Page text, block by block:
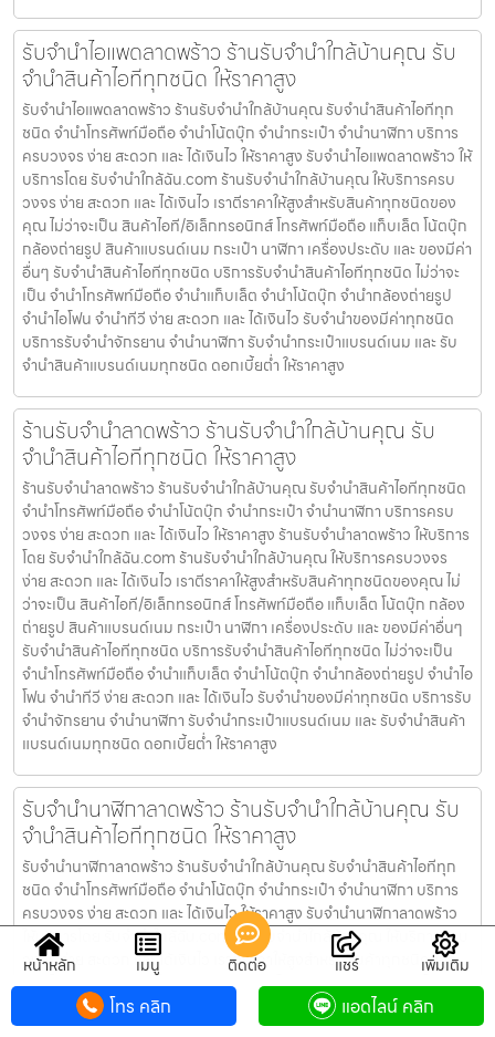
รับจำนำไอแพดลาดพร้าว ร้านรับจำนำใกล้บ้านคุณ รับ
จำนำสินค้าไอทีทุกชนิด ให้ราคาสูง
รับจำนำไอแพดลาดพร้าว ร้านรับจำนำใกล้บ้านคุณ รับจำนำสินค้าไอทีทุก
ชนิด จำนำโทรศัพท์มือถือ จำนำโน้ตบุ๊ก จำนำกระเป๋า จำนำนาฬิกา บริการ
ครบวงจร ง่าย สะดวก และ ได้เงินไว ให้ราคาสูง รับจำนำไอแพดลาดพร้าว ให้
บริการโดย รับจํานําใกล้ฉัน.com ร้านรับจำนำใกล้บ้านคุณ ให้บริการครบ
วงจร ง่าย สะดวก และ ได้เงินไว เราตีราคาให้สูงสำหรับสินค้าทุกชนิดของ
คุณ ไม่ว่าจะเป็น สินค้าไอที/อิเล็กทรอนิกส์ โทรศัพท์มือถือ แท็บเล็ต โน้ตบุ๊ก
กล้องถ่ายรูป สินค้าแบรนด์เนม กระเป๋า นาฬิกา เครื่องประดับ และ ของมีค่า
อื่นๆ รับจำนำสินค้าไอทีทุกชนิด บริการรับจำนำสินค้าไอทีทุกชนิด ไม่ว่าจะ
เป็น จำนำโทรศัพท์มือถือ จำนำแท็บเล็ต จำนำโน้ตบุ๊ก จำนำกล้องถ่ายรูป
จำนำไอโฟน จำนำทีวี ง่าย สะดวก และ ได้เงินไว รับจำนำของมีค่าทุกชนิด
บริการรับจำนำจักรยาน จำนำนาฬิกา รับจำนำกระเป๋าแบรนด์เนม และ รับ
จำนำสินค้าแบรนด์เนมทุกชนิด ดอกเบี้ยต่ำ ให้ราคาสูง
ร้านรับจำนำลาดพร้าว ร้านรับจำนำใกล้บ้านคุณ รับ
จำนำสินค้าไอทีทุกชนิด ให้ราคาสูง
ร้านรับจำนำลาดพร้าว ร้านรับจำนำใกล้บ้านคุณ รับจำนำสินค้าไอทีทุกชนิด
จำนำโทรศัพท์มือถือ จำนำโน้ตบุ๊ก จำนำกระเป๋า จำนำนาฬิกา บริการครบ
วงจร ง่าย สะดวก และ ได้เงินไว ให้ราคาสูง ร้านรับจำนำลาดพร้าว ให้บริการ
โดย รับจํานําใกล้ฉัน.com ร้านรับจำนำใกล้บ้านคุณ ให้บริการครบวงจร
ง่าย สะดวก และ ได้เงินไว เราตีราคาให้สูงสำหรับสินค้าทุกชนิดของคุณ ไม่
ว่าจะเป็น สินค้าไอที/อิเล็กทรอนิกส์ โทรศัพท์มือถือ แท็บเล็ต โน้ตบุ๊ก กล้อง
ถ่ายรูป สินค้าแบรนด์เนม กระเป๋า นาฬิกา เครื่องประดับ และ ของมีค่าอื่นๆ
รับจำนำสินค้าไอทีทุกชนิด บริการรับจำนำสินค้าไอทีทุกชนิด ไม่ว่าจะเป็น
จำนำโทรศัพท์มือถือ จำนำแท็บเล็ต จำนำโน้ตบุ๊ก จำนำกล้องถ่ายรูป จำนำไอ
โฟน จำนำทีวี ง่าย สะดวก และ ได้เงินไว รับจำนำของมีค่าทุกชนิด บริการรับ
จำนำจักรยาน จำนำนาฬิกา รับจำนำกระเป๋าแบรนด์เนม และ รับจำนำสินค้า
แบรนด์เนมทุกชนิด ดอกเบี้ยต่ำ ให้ราคาสูง
รับจำนำนาฬิกาลาดพร้าว ร้านรับจำนำใกล้บ้านคุณ รับ
จำนำสินค้าไอทีทุกชนิด ให้ราคาสูง
รับจำนำนาฬิกาลาดพร้าว ร้านรับจำนำใกล้บ้านคุณ รับจำนำสินค้าไอทีทุก
ชนิด จำนำโทรศัพท์มือถือ จำนำโน้ตบุ๊ก จำนำกระเป๋า จำนำนาฬิกา บริการ
ครบวงจร ง่าย สะดวก และ ได้เงินไว ให้ราคาสูง รับจำนำนาฬิกาลาดพร้าว
ให้บริการโดย รับจํานําใกล้ฉัน.com ร้านรับจำนำใกล้บ้านคุณ ให้บริการครบ
วงจร ง่าย สะดวก และ ได้เงินไว เราตีราคาให้สูงสำหรับสินค้าทุกชนิดของ
คุณ ไม่ว่าจะเป็น สินค้าไอที/อิเล็กทรอนิกส์ โทรศัพท์มือถือ แท็บเล็ต โน้ตบุ๊ก
กล้องถ่ายรูป สินค้าแบรนด์เนม กระเป๋า นาฬิกา เครื่องประดับ และ ของมีค่า
อื่นๆ รับจำนำสินค้าไอทีทุกชนิด บริการรับจำนำสินค้าไอทีทุกชนิด ไม่ว่าจะ
หน้าหลัก เมนู ติดต่อ แชร์ เพิ่มเติม
โทร คลิก แอดไลน์ คลิก